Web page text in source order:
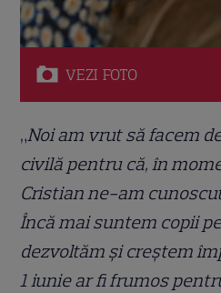
VEZI FOTO
„Noi am vrut să facem
civilă pentru că, în
Cristian ne-am
Încă mai suntem copii
dezvoltăm și creștem
1 iunie ar fi frumos